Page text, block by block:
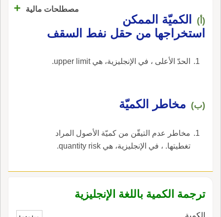
مصطلحات مالية +
(أ)
الكميّة الممكن
استخراجها من حقل نفط السقف
الحدّ الأعلى ، في الإنجليزية، هي upper limit.
(ب) مخاطر الكميّة
مخاطر عدم التيقّن من كميّة الأصول المراد
تغطيتها. ، في الإنجليزية، هي quantity risk.
ترجمة الكمية باللغة الإنجليزية
الكمية